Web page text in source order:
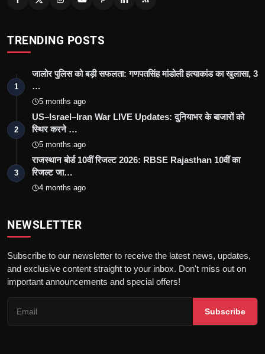
TRENDING POSTS
1
जालोर पुलिस को बड़ी सफलता: गणपतसिंह मांडोली हत्याकांड का खुलासा, 3
…
5 months ago
2
US–Israel–Iran War LIVE Updates: दुनियाभर के बाजारों को
स्थिर करने …
5 months ago
3
राजस्थान बोर्ड 10वीं रिजल्ट 2026: RBSE Rajasthan 10वीं का
रिजल्ट जा…
4 months ago
NEWSLETTER
Subscribe to our newsletter to receive the latest news, updates,
and exclusive content straight to your inbox. Don't miss out on
important announcements and special offers!
Subscribe